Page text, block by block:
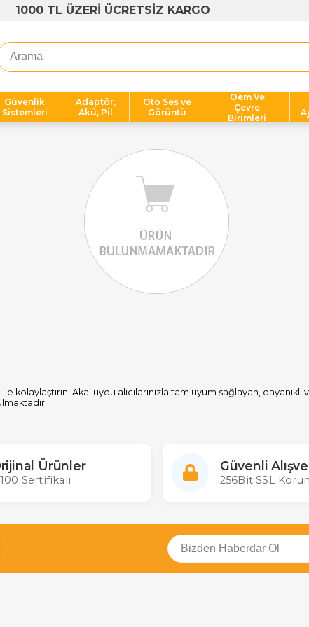
1000 TL ÜZERİ ÜCRETSİZ KARGO
Güvenlik
Sistemleri
Adaptör,
Akü, Pil
Oto Ses ve
Görüntü
Oem Ve
Çevre
Birimleri
ile kolaylaştırın! Akai uydu alıcılarınızla tam uyum sağlayan,
ekonomik çözümler.
kumandalar daha ekonomik bir alternatif sunar. Her iki
Ürünler
Sertifikalı
Güvenli
256Bit SSL